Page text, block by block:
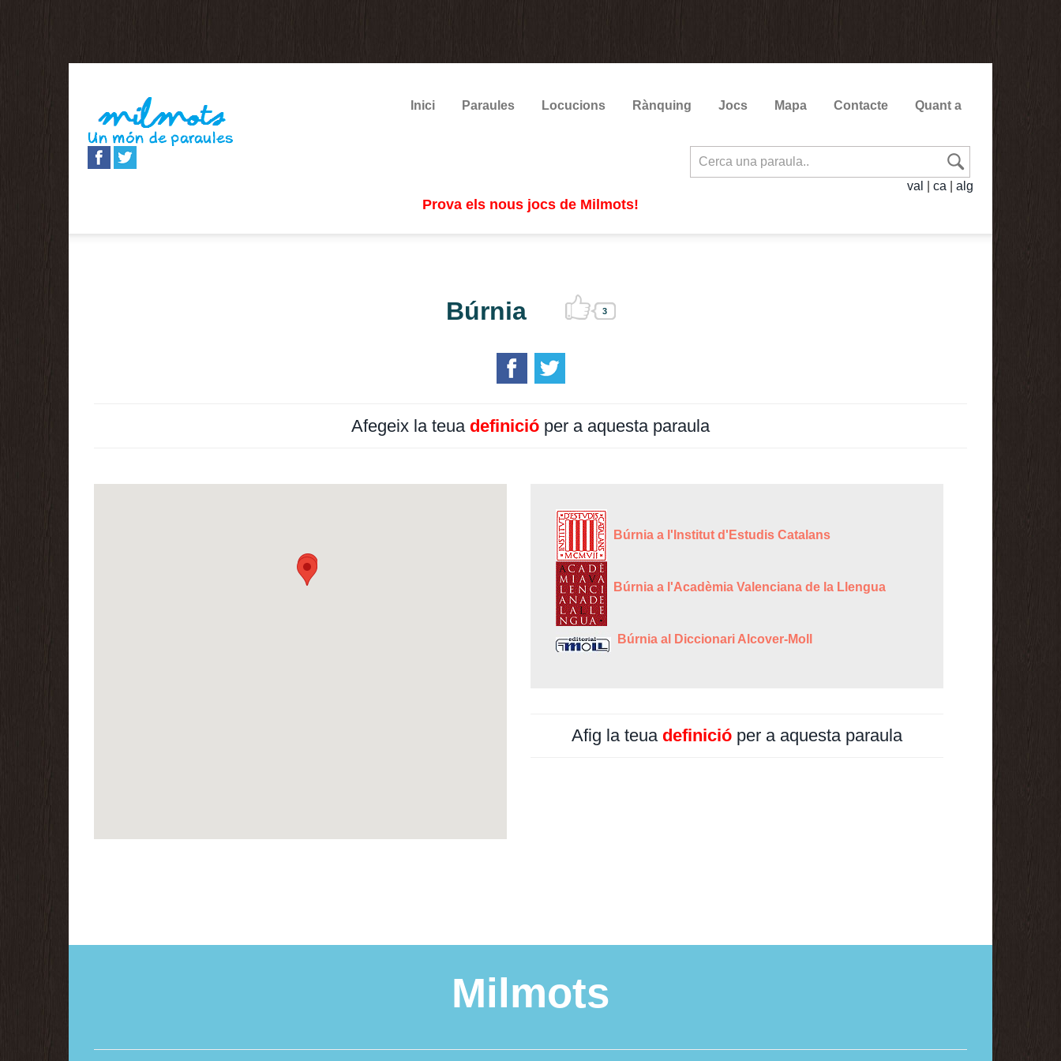
Inici Paraules Locucions Rànquing Jocs Mapa Contacte Quant a
val ca alg
Prova els nous jocs de Milmots!
Búrnia 3
Afegeix la teua definició per a aquesta paraula
Búrnia a l'Institut d'Estudis Catalans
Búrnia a l'Acadèmia Valenciana de la Llengua
Búrnia al Diccionari Alcover-Moll
Afig la teua definició per a aquesta paraula
Milmots